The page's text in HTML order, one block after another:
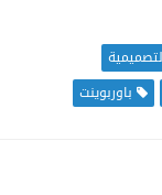
باوربوينت